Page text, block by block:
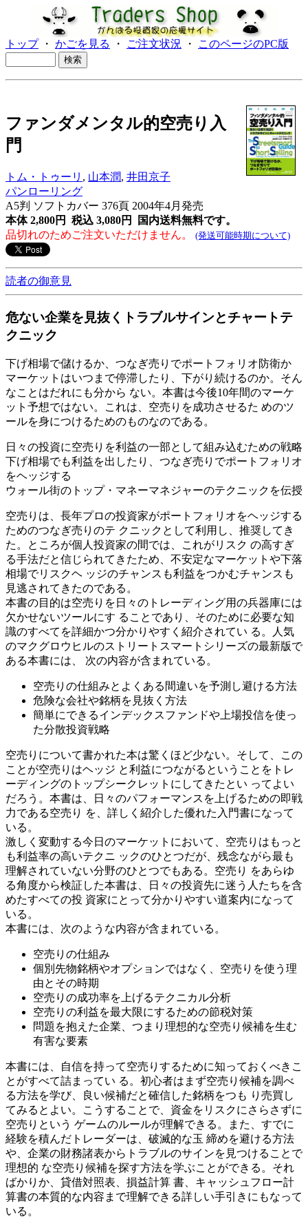
トップ・ かごを見る ・ ご注文状況 ・ このページのPC版
ファンダメンタル的空売り入
門
トム・トゥーリ , 山本潤, 井田京子
パンローリング
A5判 ソフトカバー 376頁 2004年4月発売
本体 2,800円 税込 3,080円
国内送料無料です。
品切れのためご注文いただけません。
(発送可能時期について)
読者の御意見
危ない企業を見抜くトラブルサインとチャートテ
クニック
下げ相場で儲けるか、つなぎ売りでポートフォリオ防衛か
マーケットはいつまで停滞したり、下がり続けるのか。そん
なことはだれにも分から ない。本書は今後10年間のマーケ
ット予想ではない。これは、空売りを成功させるた めのツ
ールを身につけるためのものなのである。
日々の投資に空売りを利益の一部として組み込むための戦略
下げ相場でも利益を出したり、つなぎ売りでポートフォリオ
をヘッジする
ウォール街のトップ・マネーマネジャーのテクニックを伝授
空売りは、長年プロの投資家がポートフォリオをヘッジする
ためのつなぎ売りのテ クニックとして利用し、推奨してき
た。ところが個人投資家の間では、これがリスク の高すぎ
る手法だと信じられてきたため、不安定なマーケットや下落
相場でリスクヘ ッジのチャンスも利益をつかむチャンスも
見逃されてきたのである。
本書の目的は空売りを日々のトレーディング用の兵器庫には
欠かせないツールにす ることであり、そのために必要な知
識のすべてを詳細かつ分かりやすく紹介されてい る。人気
のマクグロウヒルのストリートスマートシリーズの最新版で
ある本書には、 次の内容が含まれている。
空売りの仕組みとよくある間違いを予測し避ける方法
危険な会社や銘柄を見抜く方法
簡単にできるインデックスファンドや上場投信を使っ
た分散投資戦略
空売りについて書かれた本は驚くほど少ない。そして、この
ことが空売りはヘッジ と利益につながるということをトレ
ーディングのトップシークレットにしてきたとい ってよい
だろう。本書は、日々のパフォーマンスを上げるための即戦
力である空売り を、詳しく紹介した優れた入門書になって
いる。
激しく変動する今日のマーケットにおいて、空売りはもっと
も利益率の高いテクニ ックのひとつだが、残念ながら最も
理解されていない分野のひとつでもある。空売り をあらゆ
る角度から検証した本書は、日々の投資先に迷う人たちを含
めたすべての投 資家にとって分かりやすい道案内になって
いる。
本書には、次のような内容が含まれている。
空売りの仕組み
個別先物銘柄やオプションではなく、空売りを使う理
由とその時期
空売りの成功率を上げるテクニカル分析
空売りの利益を最大限にするための節税対策
問題を抱えた企業、つまり理想的な空売り候補を生む
有害な要素
本書には、自信を持って空売りするために知っておくべきこ
とがすべて詰まってい る。初心者はまず空売り候補を調べ
る方法を学び、良い候補だと確信した銘柄をつも り売買し
てみるとよい。こうすることで、資金をリスクにさらさずに
空売りという ゲームのルールが理解できる。また、すでに
経験を積んだトレーダーは、破滅的な玉 締めを避ける方法
や、企業の財務諸表からトラブルのサインを見つけることで
理想的 な空売り候補を探す方法を学ぶことができる。それ
ばかりか、貸借対照表、損益計算 書、キャッシュフロー計
算書の本質的な内容まで理解できる詳しい手引きにもなって
いる。